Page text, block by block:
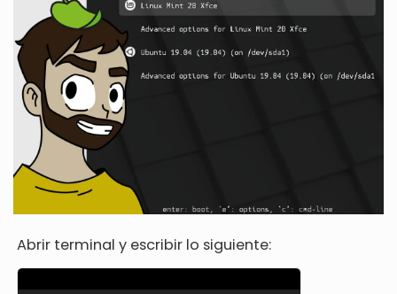
Abrir terminal y escribir lo siguiente: